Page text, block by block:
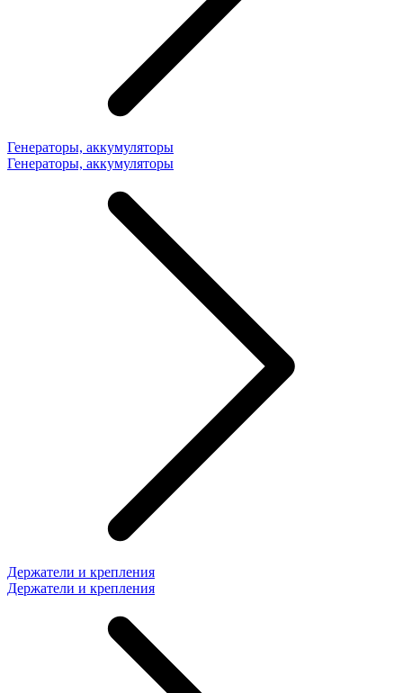
Генераторы, аккумуляторы
Генераторы, аккумуляторы
Держатели и крепления
Держатели и крепления